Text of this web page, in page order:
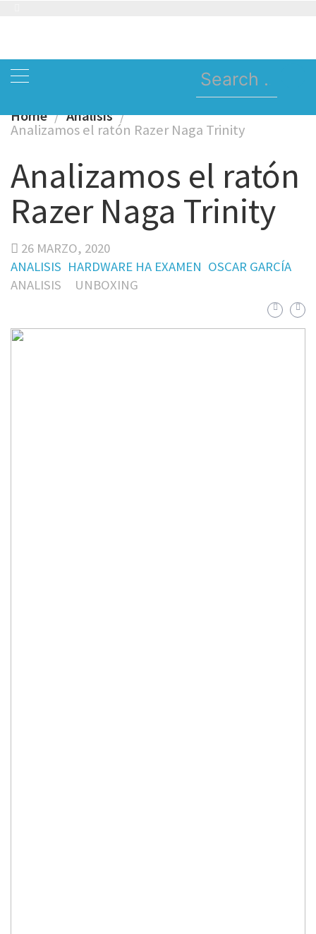
Search
for:
Home Analisis
Analizamos el ratón Razer Naga Trinity
Analizamos el ratón
Razer Naga Trinity
26 MARZO, 2020
ANALISIS HARDWARE HA EXAMEN OSCAR GARCÍA
ANALISIS
UNBOXING